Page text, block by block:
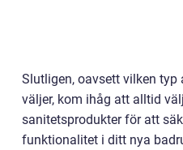
Slutligen, oavsett vilken typ
väljer, kom ihåg att alltid
sanitetsprodukter för att
funktionalitet i ditt nya